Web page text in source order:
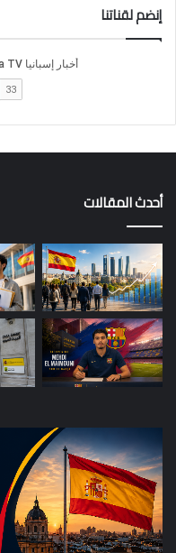
إنضم لقناتنا
أحدث المقالات